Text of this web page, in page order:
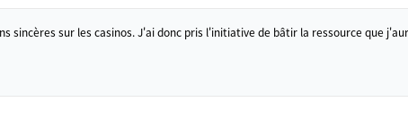
sincères sur les casinos. J'ai donc pris l'initiative de bâtir la ressource que